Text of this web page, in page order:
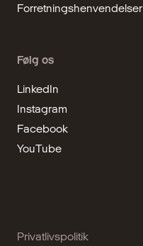
Forretningshenvendelser
Privatlivspolitik
Følg os
LinkedIn
Instagram
Facebook
YouTube